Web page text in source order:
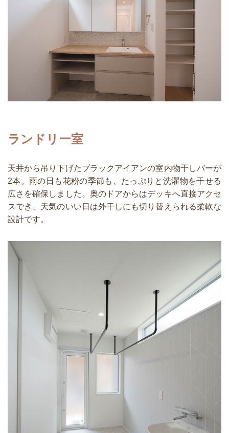
ランドリー室
天井から吊り下げたブラックアイアンの室内物干しバーが
2本。雨の日も花粉の季節も、たっぷりと洗濯物を干せる
広さを確保しました。奥のドアからはデッキへ直接アクセ
スでき、天気のいい日は外干しにも切り替えられる柔軟な
設計です。